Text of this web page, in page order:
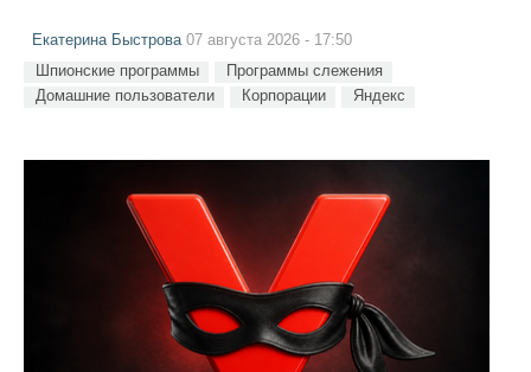
Екатерина Быстрова07 августа 2026 - 17:50
Шпионские программы
Программы слежения
Домашние пользователи
Корпорации Яндекс